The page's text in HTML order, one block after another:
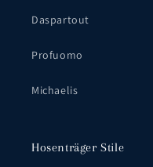
Daspartout
Profuomo
Michaelis
Hosenträger Stile